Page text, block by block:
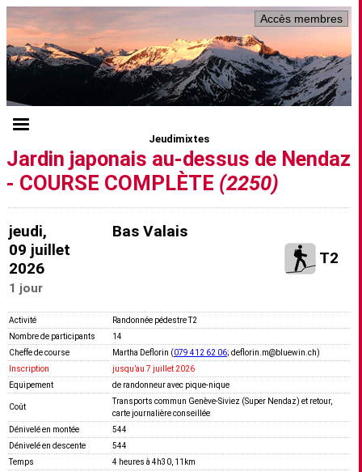
Accès membres
Jeudimixtes
Jardin japonais au-dessus de Nendaz
- COURSE COMPLÈTE (2250)
jeudi,
09 juillet
2026
1 jour
Bas Valais
T2
Activité
Randonnée pédestre T2
Nombre de participants
14
Cheffe de course
Martha Deflorin (079 412 62 06; deflorin.m@bluewin.ch)
Inscription
jusquʼau 7 juillet 2026
Equipement
de randonneur avec pique-nique
Coût
Transports commun Genève-Siviez (Super Nendaz) et retour,
carte journalière conseillée
Dénivelé en montée
544
Dénivelé en descente
544
Temps
4 heures à 4h30, 11km